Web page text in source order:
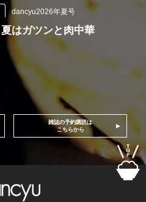
dancyu2026年夏号
はガツンと肉中華
雑誌の予約購読は
こちらから